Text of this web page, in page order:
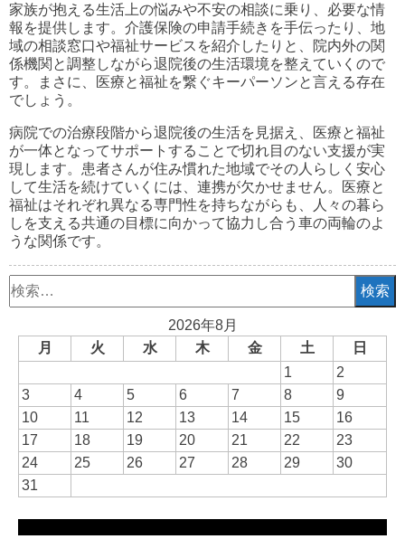
家族が抱える生活上の悩みや不安の相談に乗り、必要な情
報を提供します。介護保険の申請手続きを手伝ったり、地
域の相談窓口や福祉サービスを紹介したりと、院内外の関
係機関と調整しながら退院後の生活環境を整えていくので
す。まさに、医療と福祉を繋ぐキーパーソンと言える存在
でしょう。
病院での治療段階から退院後の生活を見据え、医療と福祉
が一体となってサポートすることで切れ目のない支援が実
現します。患者さんが住み慣れた地域でその人らしく安心
して生活を続けていくには、連携が欠かせません。医療と
福祉はそれぞれ異なる専門性を持ちながらも、人々の暮ら
しを支える共通の目標に向かって協力し合う車の両輪のよ
うな関係です。
検
索:
2026年8月
月
火 水 木 金 土
日
1
2
3
4 5 6 7 8
9
10
11 12 13 14 15
16
17
18 19 20 21 22
23
24
25 26 27 28 29
30
31